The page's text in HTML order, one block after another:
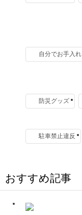
自分でお手入れ
防災グッズ
駐車禁止違反
おすすめ記事